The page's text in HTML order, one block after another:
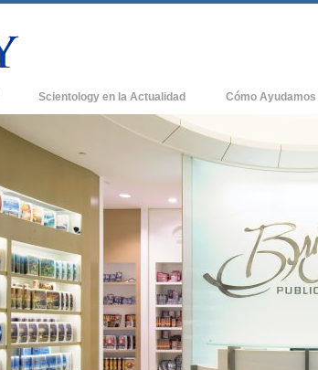
acerca de
Scientology
Scientology en la Actualidad
Nuevas Iglesias de Scientology
Organizaciones Avanzadas
Base en Tierra de Flag
Freewinds
Llevando Scientology al Mundo
David Miscavige - Líder Eclesiástico de
Scientology
Cómo Ayudamos